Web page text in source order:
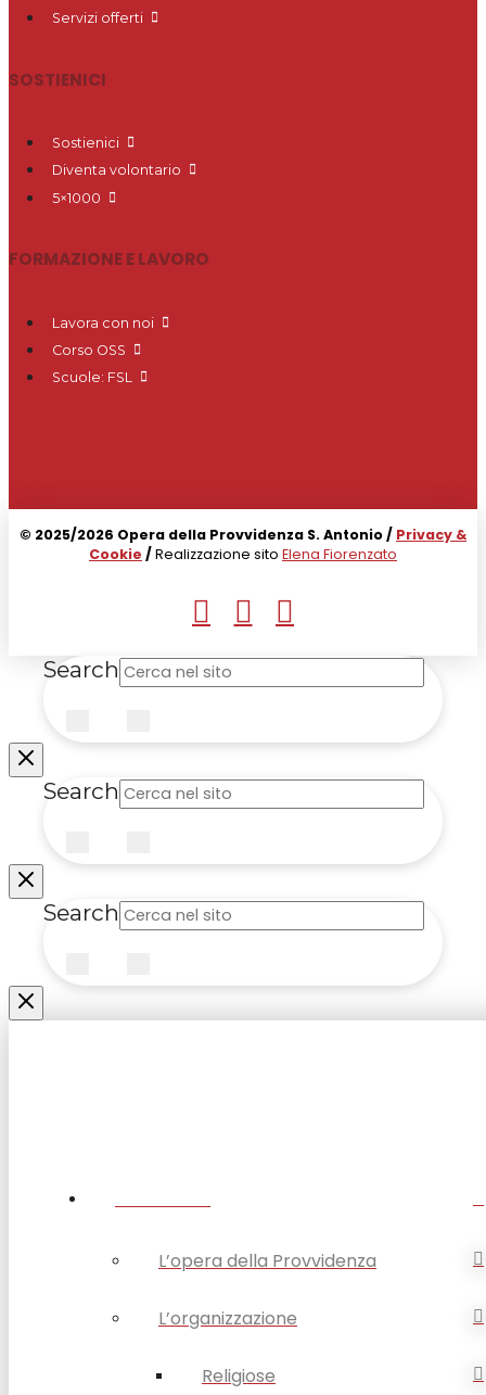
Servizi offerti
SOSTIENICI
Sostienici
Diventa volontario
5×1000
FORMAZIONE E LAVORO
Lavora con noi
Corso OSS
Scuole: FSL
© 2025/2026 Opera della Provvidenza S. Antonio / Privacy &
Cookie /Realizzazione sito Elena Fiorenzato
Search
Search
Search
L’opera della Provvidenza
L’organizzazione
Religiose